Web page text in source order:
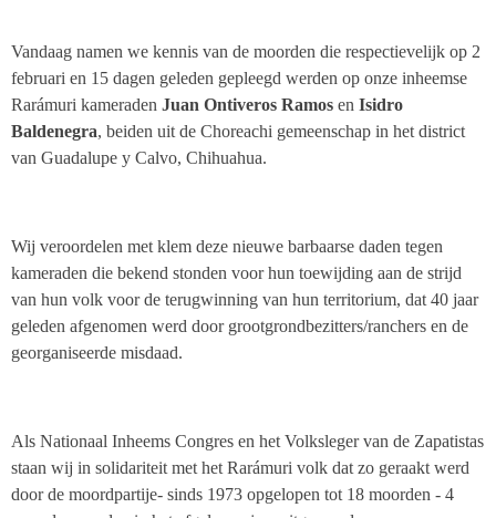
Vandaag namen we kennis van de moorden die respectievelijk op 2
februari en 15 dagen geleden gepleegd werden op onze inheemse
Rarámuri kameraden Juan Ontiveros Ramos en Isidro
Baldenegra, beiden uit de Choreachi gemeenschap in het district
van Guadalupe y Calvo, Chihuahua.
Wij veroordelen met klem deze nieuwe barbaarse daden tegen
kameraden die bekend stonden voor hun toewijding aan de strijd
van hun volk voor de terugwinning van hun territorium, dat 40 jaar
geleden afgenomen werd door grootgrondbezitters/ranchers en de
georganiseerde misdaad.
Als Nationaal Inheems Congres en het Volksleger van de Zapatistas
staan wij in solidariteit met het Rarámuri volk dat zo geraakt werd
door de moordpartije- sinds 1973 opgelopen tot 18 moorden - 4